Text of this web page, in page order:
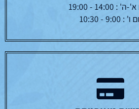
14:00 - 19:00
ו' : 9:00 - 10:30